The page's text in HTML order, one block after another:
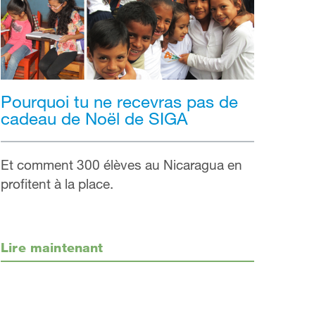
Pourquoi tu ne recevras pas de
cadeau de Noël de SIGA
Et comment 300 élèves au Nicaragua en
profitent à la place.
Lire maintenant